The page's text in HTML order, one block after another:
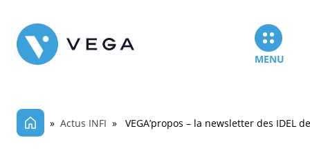
MENU
» Actus INFI » VEGA’propos – la newsletter des IDEL